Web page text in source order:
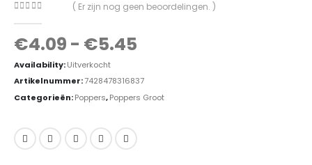
( Er zijn nog geen beoordelingen. )
€4.09 - €5.45
Availability:Uitverkocht
Artikelnummer:7428478316837
Categorieën:Poppers,Poppers Groot